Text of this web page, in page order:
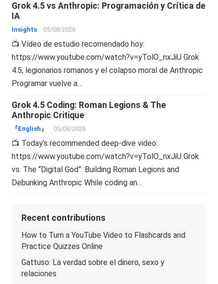
Grok 4.5 vs Anthropic: Programación y Crítica de
IA
Insights 05/08/2026
📺 Vídeo de estudio recomendado hoy:
https://www.youtube.com/watch?v=yTolO_nxJiU Grok
4.5, legionarios romanos y el colapso moral de Anthropic
Programar vuelve a…
Grok 4.5 Coding: Roman Legions & The
Anthropic Critique
『English』 05/08/2026
📺 Today’s recommended deep-dive video:
https://www.youtube.com/watch?v=yTolO_nxJiU Grok
vs. The “Digital God”: Building Roman Legions and
Debunking Anthropic While coding an…
Recent contributions
How to Turn a YouTube Video to Flashcards and
Practice Quizzes Online
Gattuso: La verdad sobre el dinero, sexo y
relaciones